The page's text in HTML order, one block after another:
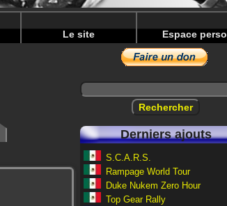
Le site Espace perso
Derniers ajouts
S.C.A.R.S.
Rampage World Tour
Duke Nukem Zero Hour
Top Gear Rally